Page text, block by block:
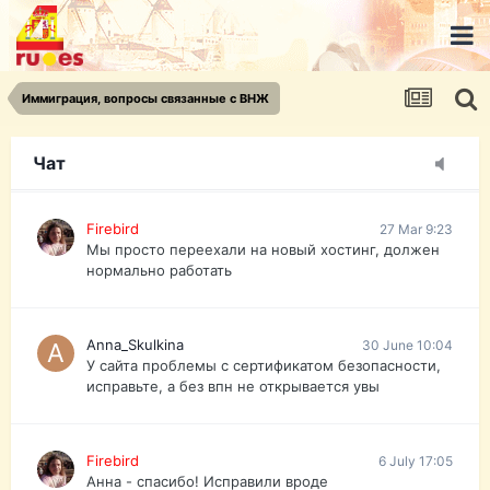
Иммиграция, вопросы связанные с ВНЖ
Чат
urist.dokument@gmail.com
https://pasport-ua.com/
Телеграмм @uristpassua
Firebird
Друзья - из России без VPN сайт и форум
Firebird 27 Mar 9:23
Мы просто переехали на новый хостинг, должен
нормально работать
Anna_Skulkina 30 June 10:04
У сайта проблемы с сертификатом безопасности,
исправьте, а без впн не открывается увы
Firebird 6 July 17:05
Анна - спасибо! Исправили вроде